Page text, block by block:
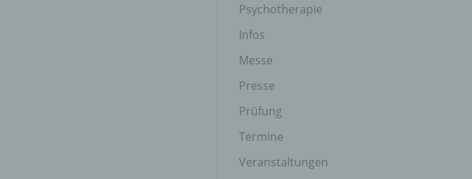
Psychotherapie
Infos
Messe
Presse
Prüfung
Termine
Veranstaltungen